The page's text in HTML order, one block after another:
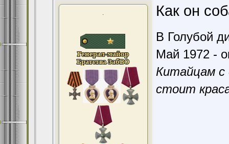
. Как он
В Голубой
Май 1972 -
Китайцам с
стоит